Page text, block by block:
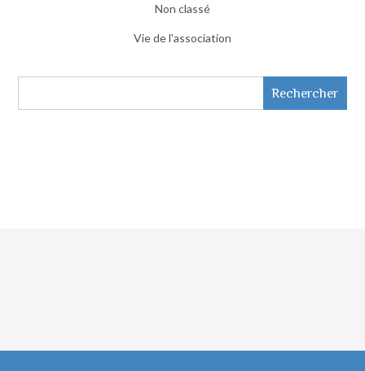
Non classé
Vie de l'association
Rechercher